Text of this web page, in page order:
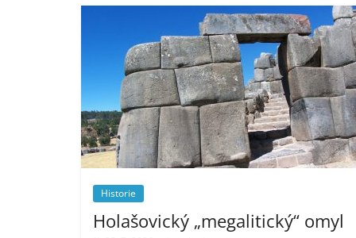
Historie
Holašovický „megalitický“ omyl